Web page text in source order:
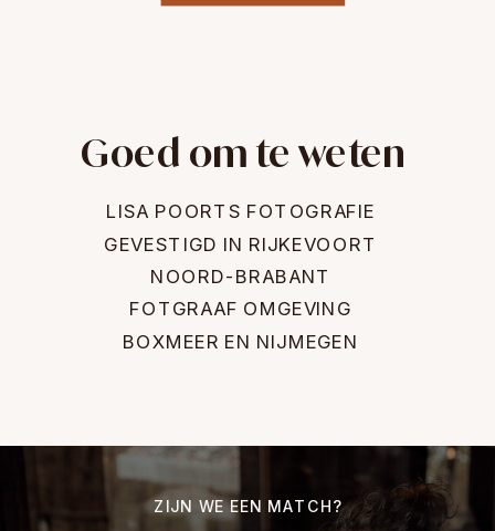
Goed om te weten
LISA POORTS FOTOGRAFIE
GEVESTIGD IN RIJKEVOORT
NOORD-BRABANT
FOTGRAAF OMGEVING
BOXMEER EN NIJMEGEN
ZIJN WE EEN MATCH?